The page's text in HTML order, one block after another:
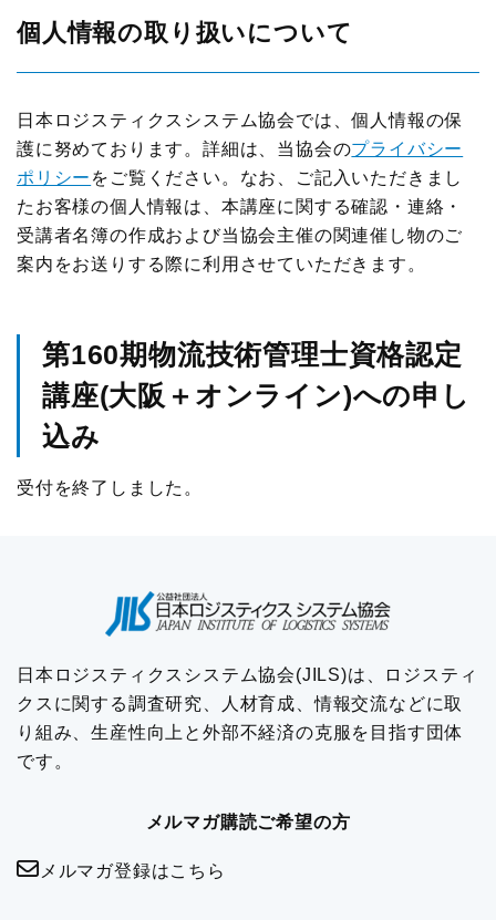
個人情報の取り扱いについて
日本ロジスティクスシステム協会では、個人情報の保
護に努めております。詳細は、当協会のプライバシー
ポリシー をご覧ください。なお、ご記入いただきまし
たお客様の個人情報は、本講座に関する確認・連絡・
受講者名簿の作成および当協会主催の関連催し物のご
案内をお送りする際に利用させていただきます。
第160期物流技術管理士資格認定
講座(大阪＋オンライン)への申し
込み
受付を終了しました。
日本ロジスティクスシステム協会(JILS)は、ロジスティ
クスに関する調査研究、人材育成、情報交流などに取
り組み、生産性向上と外部不経済の克服を目指す団体
です。
メルマガ購読ご希望の方
メルマガ登録はこちら